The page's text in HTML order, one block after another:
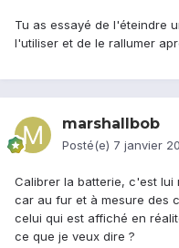
Tu as essayé de l'éteindre
l'utiliser et de le rallumer
marshallbob
Posté(e) 7 janvier
Calibrer la batterie, c'est lui
car au fur et à mesure des
celui qui est affiché en
ce que je veux dire ?